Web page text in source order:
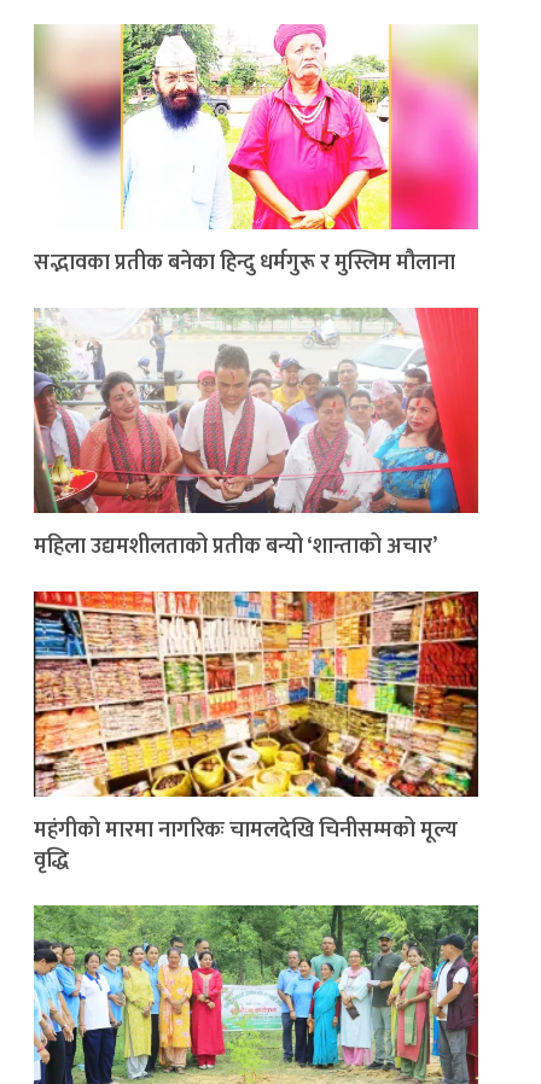
सद्भावका प्रतीक बनेका हिन्दु धर्मगुरू र मुस्लिम मौलाना
महिला उद्यमशीलताको प्रतीक बन्यो ‘शान्ताको अचार’
महंगीको मारमा नागरिकः चामलदेखि चिनीसम्मको मूल्य
वृद्धि